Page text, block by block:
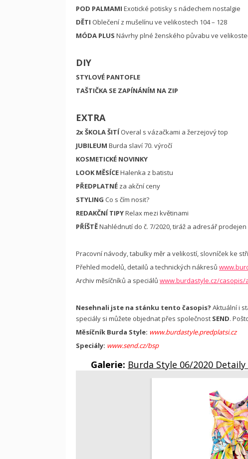
POD PALMAMI Exotické potisky s nádechem nostalgie
DĚTI Oblečení z mušelínu ve velikostech 104 – 128
MÓDA PLUS Návrhy plné ženského půvabu ve
DIY
STYLOVÉ PANTOFLE
TAŠTIČKA SE ZAPÍNÁNÍM NA ZIP
EXTRA
2x ŠKOLA ŠITÍOveral s vázačkami a žerzejový top
JUBILEUM Burda slaví 70. výročí
KOSMETICKÉ NOVINKY
LOOK MĚSÍCEHalenka z batistu
PŘEDPLATNÉ za akční ceny
STYLING Co s čím nosit?
REDAKČNÍ TIPYRelax mezi květinami
PŘÍŠTĚNahlédnutí do č. 7/2020, tiráž a adresář prodejen
Pracovní návody, tabulky měr a velikostí, slovníček ke
Přehled modelů, detailů a technických nákresů
Archiv měsíčníků a speciálů www.burdastyle.cz/casopis/
Nesehnali jste na stánku tento časopis? Aktuální i
speciály si můžete objednat přes společnost SEND.
Měsíčník Burda Style: www.burdastyle.predplatsi.cz
Speciály: www.send.cz/bsp
Galerie: Burda Style 06/2020